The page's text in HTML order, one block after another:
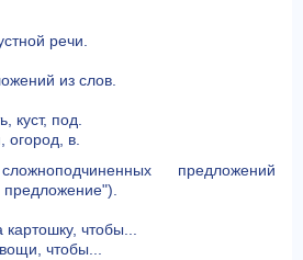
речи.
из слов.
куст, под.
огород, в.
предложений
чтобы...
чтобы...